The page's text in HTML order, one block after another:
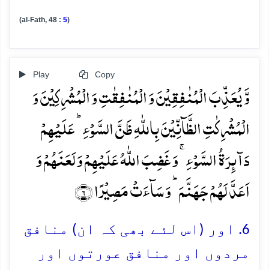
(al-Fath, 48 : 5)
Play Copy
وَّ یُعَذِّبَ الۡمُنٰفِقِیۡنَ وَ الۡمُنٰفِقٰتِ وَ الۡمُشۡرِکِیۡنَ وَ
الۡمُشۡرِکٰتِ الظَّآنِّیۡنَ بِاللّٰہِ ظَنَّ السَّوۡءِ ؕ عَلَیۡہِمۡ
دَآئِرَۃُ السَّوۡءِ ۚ وَ غَضِبَ اللّٰہُ عَلَیۡہِمۡ وَ لَعَنَہُمۡ وَ
اَعَدَّ لَہُمۡ جَہَنَّمَ ؕ وَ سَآءَتۡ مَصِیۡرًا ﴿۶﴾
6. اور (اس لئے بھی کہ ان) منافق
مردوں اور منافق عورتوں اور